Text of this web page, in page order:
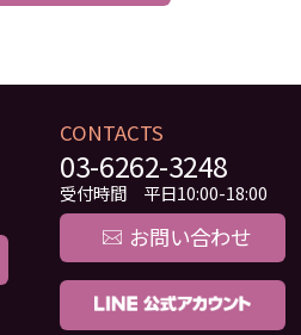
CONTACTS
03-6262-3248
受付時間 平日10:00-18:00
お問い合わせ